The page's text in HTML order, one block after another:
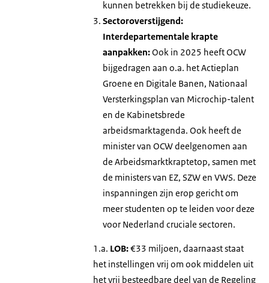
kunnen betrekken bij de studiekeuze.
Sectoroverstijgend:
Interdepartementale krapte
aanpakken:Ook in 2025 heeft OCW
bijgedragen aan o.a. het Actieplan
Groene en Digitale Banen, Nationaal
Versterkingsplan van Microchip-talent
en de Kabinetsbrede
arbeidsmarktagenda. Ook heeft de
minister van OCW deelgenomen aan
de Arbeidsmarktkraptetop, samen met
de ministers van EZ, SZW en VWS. Deze
inspanningen zijn erop gericht om
meer studenten op te leiden voor deze
voor Nederland cruciale sectoren.
1.a. LOB:€33 miljoen, daarnaast staat
het instellingen vrij om ook middelen uit
het vrij besteedbare deel van de Regeling